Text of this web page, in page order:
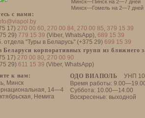
с нами:
17) 270 00 60, 270 00 84, 270 00 85, 379 15 39
29) 779 15 39 (Viber, WhatsApp), 689 15 39
отдела "Туры в Беларусь" (+375 29) 699 15 39
Беларуси корпоративных групп из ближнего
17) 270 00 80, 270 00 90
29) 611 15 39 (Viber, WhatsApp)
ОДО ВИАПОЛЬ
УНП
Время работы:
Суббота: 10.00—14.00
Воскресенье: выходной
к нам:
Минск
14—4
Немига
Минск—Пинск на 2—7 дней
Минск—Гомель на 2—7 дней